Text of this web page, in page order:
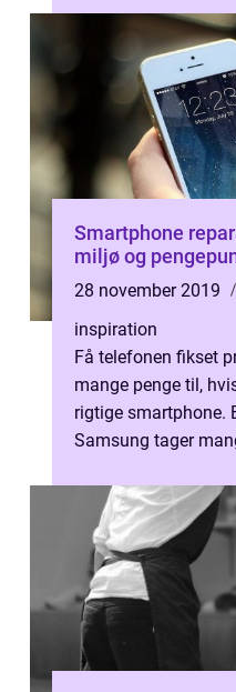
Smartphone
miljø og
28 november 2019
inspiration
Få telefonen fikset
mange penge til,
rigtige smartphone.
Samsung tager